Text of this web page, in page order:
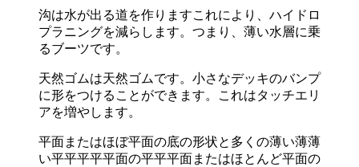
沟は水が出る道を作りますこれにより、ハイドロ
プラニングを減らします。つまり、薄い水層に乗
るブーツです。
天然ゴムは天然ゴムです。小さなデッキのバンプ
に形をつけることができます。これはタッチエリ
アを増やします。
平面またはほぼ平面の底の形状と多くの薄い薄薄
い平平平平平面の平平平面またはほとんど平面の